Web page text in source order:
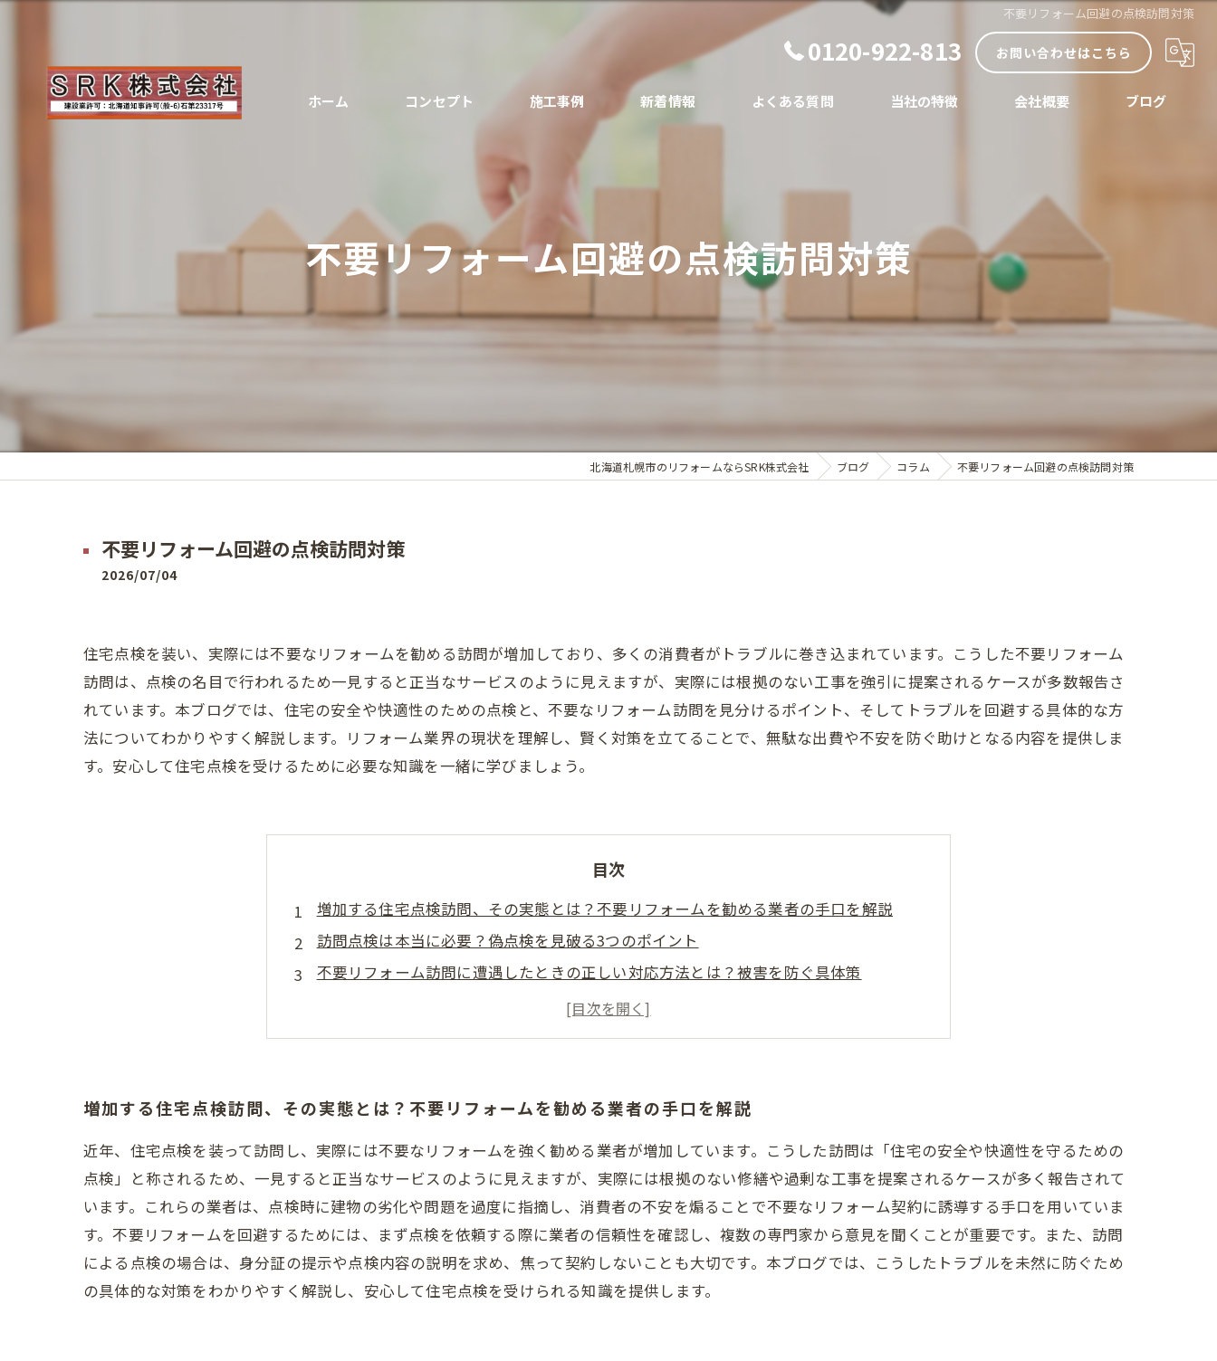
不要リフォーム回避の点検訪問対策
0120-922-813 お問い合わせはこちら
ホーム コンセプト 施工事例 新着情報 よくある質問 当社の特徴
リノベーション
会社概要 ブログ
不要リフォーム回避の点検訪問対策
北海道札幌市のリフォームならSRK株式会社 ブログ コラム 不要リフォーム回避の点検訪問対策
不要リフォーム回避の点検訪問対策
2026/07/04
住宅点検を装い、実際には不要なリフォームを勧める訪問が増加しており、多くの消費者がトラブルに巻き込まれています。こうした不要リフォーム
訪問は、点検の名目で行われるため一見すると正当なサービスのように見えますが、実際には根拠のない工事を強引に提案されるケースが多数報告さ
れています。本ブログでは、住宅の安全や快適性のための点検と、不要なリフォーム訪問を見分けるポイント、そしてトラブルを回避する具体的な方
法についてわかりやすく解説します。リフォーム業界の現状を理解し、賢く対策を立てることで、無駄な出費や不安を防ぐ助けとなる内容を提供しま
す。安心して住宅点検を受けるために必要な知識を一緒に学びましょう。
目次
増加する住宅点検訪問、その実態とは？不要リフォームを勧める業者の手口を解説
訪問点検は本当に必要？偽点検を見破る3つのポイント
不要リフォーム訪問に遭遇したときの正しい対応方法とは？被害を防ぐ具体策
リフォーム業界の現状を理解して賢く対策！無駄な出費を抑えるための知識
安心して住宅点検を受けるために知っておきたい、トラブル回避の最終チェックリスト
住宅点検を有効活用！本当に必要なリフォームの見極め方とおすすめ業者の選び方
増加する住宅点検訪問、その実態とは？不要リフォームを勧める業者の手口を解説
近年、住宅点検を装って訪問し、実際には不要なリフォームを強く勧める業者が増加しています。こうした訪問は「住宅の安全や快適性を守るための
点検」と称されるため、一見すると正当なサービスのように見えますが、実際には根拠のない修繕や過剰な工事を提案されるケースが多く報告されて
います。これらの業者は、点検時に建物の劣化や問題を過度に指摘し、消費者の不安を煽ることで不要なリフォーム契約に誘導する手口を用いていま
す。不要リフォームを回避するためには、まず点検を依頼する際に業者の信頼性を確認し、複数の専門家から意見を聞くことが重要です。また、訪問
による点検の場合は、身分証の提示や点検内容の説明を求め、焦って契約しないことも大切です。本ブログでは、こうしたトラブルを未然に防ぐため
の具体的な対策をわかりやすく解説し、安心して住宅点検を受けられる知識を提供します。